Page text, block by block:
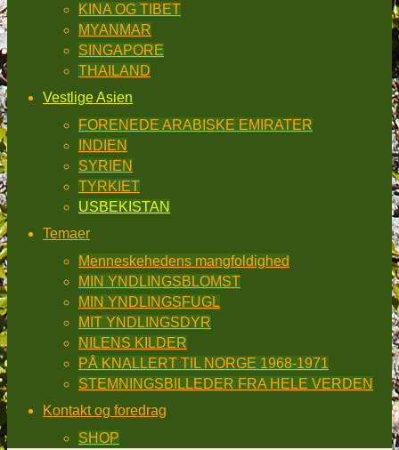
KINA OG TIBET
MYANMAR
SINGAPORE
THAILAND
Vestlige Asien
FORENEDE ARABISKE EMIRATER
INDIEN
SYRIEN
TYRKIET
USBEKISTAN
Temaer
Menneskehedens mangfoldighed
MIN YNDLINGSBLOMST
MIN YNDLINGSFUGL
MIT YNDLINGSDYR
NILENS KILDER
PÅ KNALLERT TIL NORGE 1968-1971
STEMNINGSBILLEDER FRA HELE VERDEN
Kontakt og foredrag
SHOP